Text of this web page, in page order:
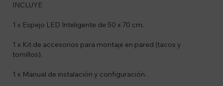
INCLUYE
1 x Espejo LED Inteligente de 50 x 70 cm.
1 x Kit de accesorios para montaje en pared (tacos y
tornillos).
1 x Manual de instalación y configuración.